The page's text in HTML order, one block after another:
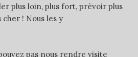
plus loin, plus fort, prévoir plus
! Nous les y
pas nous rendre visite